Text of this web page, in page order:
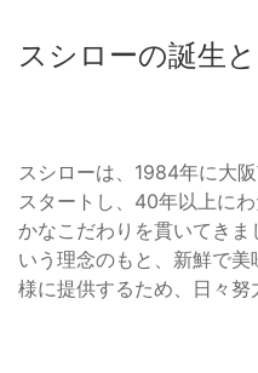
スシローの誕生
スシローは、1984年に大
スタートし、40年以上に
かなこだわりを貫いてき
いう理念のもと、新鮮で
様に提供するため、日々努